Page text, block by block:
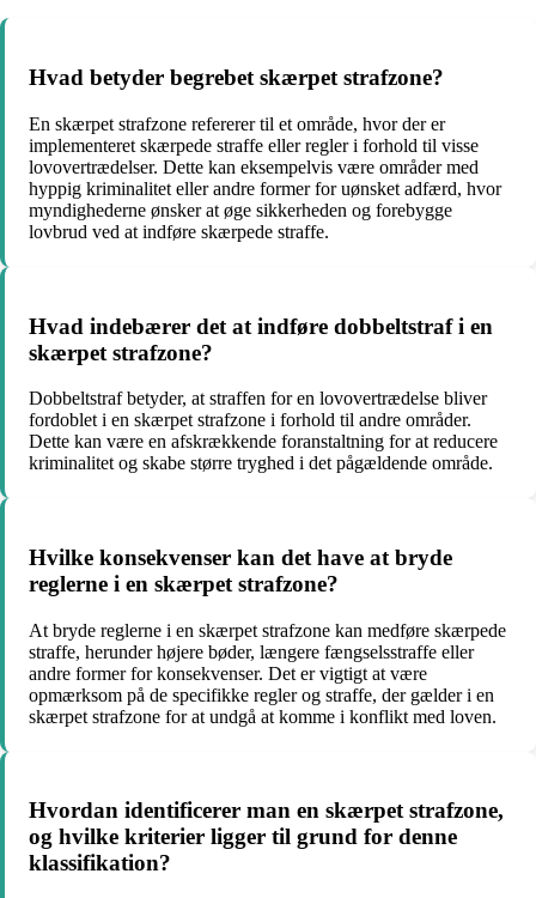
Hvad betyder begrebet skærpet strafzone?
En skærpet strafzone refererer til et område, hvor der er
implementeret skærpede straffe eller regler i forhold til visse
lovovertrædelser. Dette kan eksempelvis være områder med
hyppig kriminalitet eller andre former for uønsket adfærd, hvor
myndighederne ønsker at øge sikkerheden og forebygge
lovbrud ved at indføre skærpede straffe.
Hvad indebærer det at indføre dobbeltstraf i en
skærpet strafzone?
Dobbeltstraf betyder, at straffen for en lovovertrædelse bliver
fordoblet i en skærpet strafzone i forhold til andre områder.
Dette kan være en afskrækkende foranstaltning for at reducere
kriminalitet og skabe større tryghed i det pågældende område.
Hvilke konsekvenser kan det have at bryde
reglerne i en skærpet strafzone?
At bryde reglerne i en skærpet strafzone kan medføre skærpede
straffe, herunder højere bøder, længere fængselsstraffe eller
andre former for konsekvenser. Det er vigtigt at være
opmærksom på de specifikke regler og straffe, der gælder i en
skærpet strafzone for at undgå at komme i konflikt med loven.
Hvordan identificerer man en skærpet strafzone,
og hvilke kriterier ligger til grund for denne
klassifikation?